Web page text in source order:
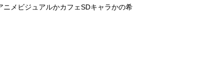
メビジュアルかカフェSDキャラかの希